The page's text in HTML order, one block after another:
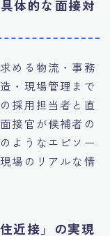
体的な面接対
める物流・事務
・現場管理まで
採用担当者と直
接官が候補者の
ようなエピソー
場のリアルな情
近接」の実現